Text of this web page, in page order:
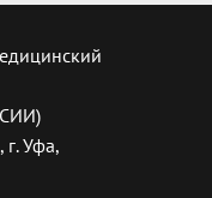
Уфа,